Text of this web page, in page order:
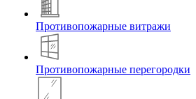
Противопожарные витражи
Противопожарные перегородки